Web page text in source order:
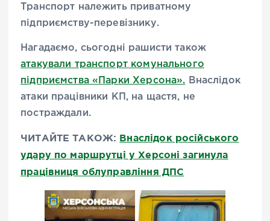
Транспорт належить приватному
підприємству-перевізнику.
Нагадаємо, сьогодні рашисти також
атакували транспорт комунального
підприємства «Парки Херсона». Внаслідок
атаки працівники КП, на щастя, не
постраждали.
ЧИТАЙТЕ ТАКОЖ: Внаслідок російського
удару по маршрутці у Херсоні загинула
працівниця облуправління ДПС